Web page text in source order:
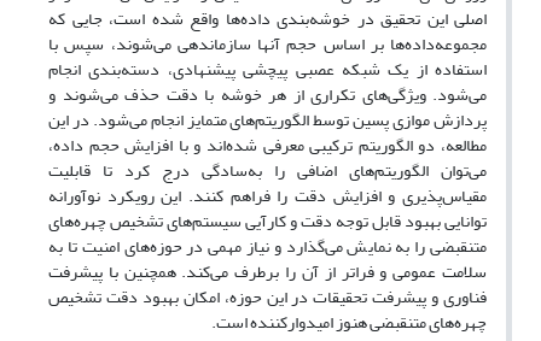
اصلی این تحقیق در خوشه‌بندی داده‌ها واقع شده است، جایی که
مجموعه‌داده‌ها بر اساس حجم آنها سازماندهی می‌شوند، سپس با
استفاده از یک شبکه عصبی پیچشی پیشنهادی، دسته‌بندی انجام
می‌شود. ویژگی‌های تکراری از هر خوشه با دقت حذف می‌شوند و
پردازش موازی پسین توسط الگوریتم‌های متمایز انجام می‌شود. در این
مطالعه، دو الگوریتم ترکیبی معرفی شده‌اند و با افزایش حجم داده،
می‌توان الگوریتم‌های اضافی را به‌سادگی درج کرد تا قابلیت
مقیاس‌پذیری و افزایش دقت را فراهم کنند. این رویکرد نوآورانه
توانایی بهبود قابل توجه دقت و کارآیی سیستم‌های تشخیص چهره‌های
متنقبضی را به نمایش می‌گذارد و نیاز مهمی در حوزه‌های امنیت تا به
سلامت عمومی و فراتر از آن را برطرف می‌کند. همچنین با پیشرفت
فناوری و پیشرفت تحقیقات در این حوزه، امکان بهبود دقت تشخیص
چهره‌های متنقبضی هنوز امیدوارکننده است.